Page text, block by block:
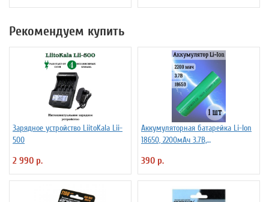
Рекомендуем купить
Зарядное устройство LiitoKala Lii-
500
2 990 р.
Аккумуляторная батарейка Li-Ion
18650, 2200мАч 3.7В,
390 р.